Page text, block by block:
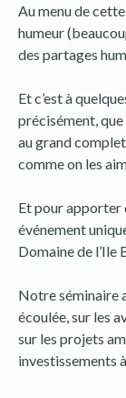
Au menu de
humeur
des partages
Et c’est à
précisément,
au grand
comme on les
Et pour apporter
événement
Domaine de l’Ile
Notre séminaire
écoulée, sur les
sur les projets
investissements